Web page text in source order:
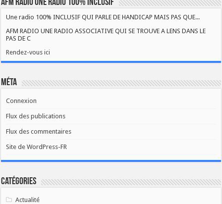
AFM RADIO UNE RADIO 100% INCLUSIF
Une radio 100% INCLUSIF QUI PARLE DE HANDICAP MAIS PAS QUE...
AFM RADIO UNE RADIO ASSOCIATIVE QUI SE TROUVE A LENS DANS LE
PAS DE C
Rendez-vous ici
Méta
Connexion
Flux des publications
Flux des commentaires
Site de WordPress-FR
Catégories
Actualité